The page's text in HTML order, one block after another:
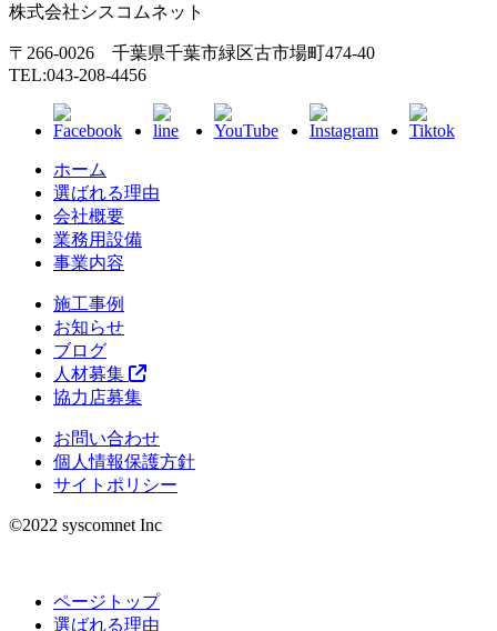
株式会社シスコムネット
〒266-0026 千葉県千葉市緑区古市場町474-40
TEL:043-208-4456
ホーム
選ばれる理由
会社概要
業務用設備
事業内容
施工事例
お知らせ
ブログ
人材募集
協力店募集
お問い合わせ
個人情報保護方針
サイトポリシー
©︎2022 syscomnet Inc
ページトップ
選ばれる理由